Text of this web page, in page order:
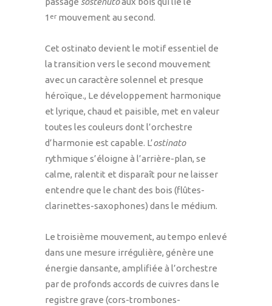
1 er mouvement au second.
Cet ostinato devient le motif essentiel de
la transition vers le second mouvement
avec un caractère solennel et presque
héroïque., Le développement harmonique
et lyrique, chaud et paisible, met en valeur
toutes les couleurs dont l’orchestre
d’harmonie est capable. L’ostinato
rythmique s’éloigne à l’arrière-plan, se
calme, ralentit et disparaît pour ne laisser
entendre que le chant des bois (flûtes-
clarinettes-saxophones) dans le médium.
Le troisième mouvement, au tempo enlevé
dans une mesure irrégulière, génère une
énergie dansante, amplifiée à l’orchestre
par de profonds accords de cuivres dans le
registre grave (cors-trombones-